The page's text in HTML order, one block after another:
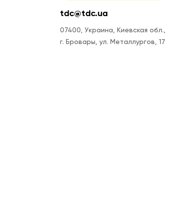
tdc@tdc.ua
07400, Украина, Киевская обл.,
г. Бровары, ул. Металлургов, 17